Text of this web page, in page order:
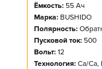
Ёмкость: 55 Ач
Марка: BUSHIDO
Полярность:
Пусковой ток: 500
Вольт: 12
Технология: Ca/Ca,